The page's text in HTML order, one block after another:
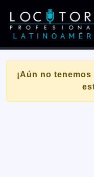
¡Aún no